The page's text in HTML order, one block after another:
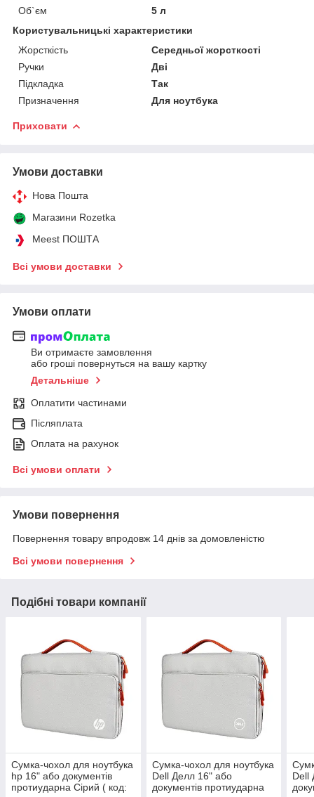
Об`єм
5 л
Користувальницькі характеристики
Жорсткість
Середньої жорсткості
Ручки
Дві
Підкладка
Так
Призначення
Для ноутбука
Приховати
Умови доставки
Нова Пошта
Магазини Rozetka
Meest ПОШТА
Всі умови доставки
Умови оплати
Ви отримаєте замовлення
або гроші повернуться на вашу картку
Детальніше
Оплатити частинами
Післяплата
Оплата на рахунок
Всі умови оплати
Умови повернення
Повернення товару впродовж 14 днів за домовленістю
Всі умови повернення
Подібні товари компанії
Сумка-чохол для ноутбука
hp 16" або документів
протиударна Сірий ( код:
Сумка-чохол для ноутбука
Dell Делл 16" або
документів протиударна
Dell